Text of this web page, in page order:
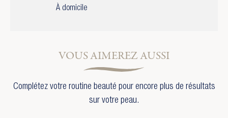
À domicile
VOUS AIMEREZ AUSSI
Complétez votre routine beauté pour encore plus de résultats
sur votre peau.